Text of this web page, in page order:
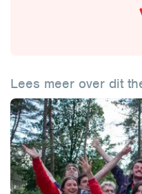
Lees meer over dit